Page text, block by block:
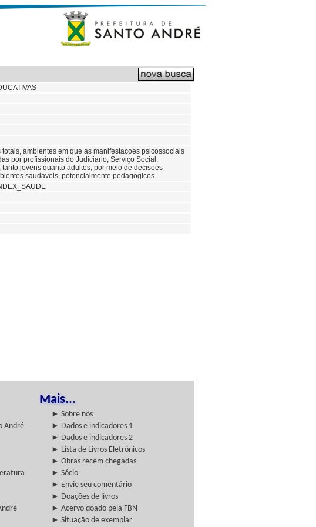
ambientes em que as manifestacoes psicossociais
por profissionais do Judiciario, Serviço Social,
jovens quanto adultos, por meio de decisoes
saudaveis, potencialmente pedagogicos.
Mais...
► Sobre nós
André
► Dados e indicadores 1
► Dados e indicadores 2
► Lista de Livros Eletrônicos
► Obras recém chegadas
► Sócio
► Envie seu comentário
► Doações de livros
► Acervo doado pela FBN
► Situação de exemplar